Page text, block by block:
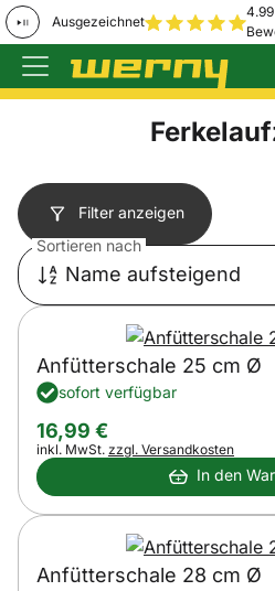
Ausgezeichnet
Zum Hauptinhalt
Filter anzeigen
Sortieren nach
Name aufsteigend
Anfütterschale 25 cm Ø
sofort verfügbar
16,99 €
Steuerhinweis:
inkl. MwSt. zzgl. Versandkosten
In den
Anfütterschale 28 cm Ø